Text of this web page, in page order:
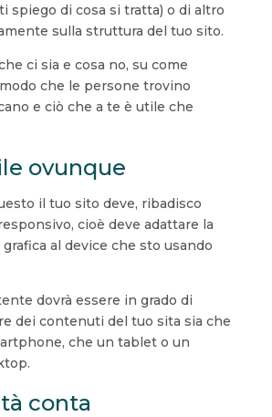
spiego di cosa si tratta) o di altro
sulla struttura del tuo sito.
ci sia e cosa no, su come
che le persone trovino
e ciò che a te è utile che
ovunque
il tuo sito deve, ribadisco
cioè deve adattare la
al device che sto usando
dovrà essere in grado di
dei contenuti del tuo sita sia che
che un tablet o un
conta